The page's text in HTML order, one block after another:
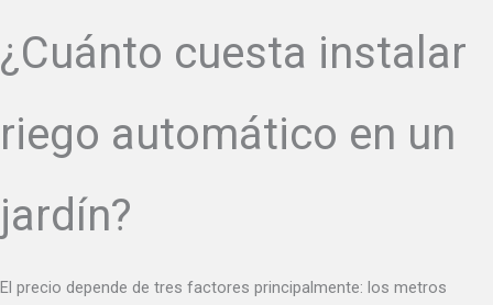
¿Cuánto cuesta instalar
riego automático en un
jardín?
El precio depende de tres factores principalmente: los metros